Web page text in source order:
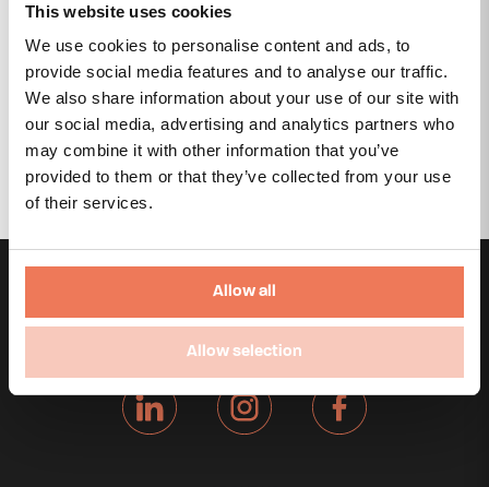
This website uses cookies
We use cookies to personalise content and ads, to
provide social media features and to analyse our traffic.
We also share information about your use of our site with
our social media, advertising and analytics partners who
may combine it with other information that you’ve
provided to them or that they’ve collected from your use
of their services.
Allow all
Allow selection
eget sem ullamcorper, rutrum sapien a,
porttitor ligula. Mauris molestie, felis vel
aliquam congue, tortor augue tincidunt velit,
vel elementum tortor felis et enim. Aenean ut
erat non nisl cursus tempus. Nam euismod
libero orci, vitae posuere ante ultricies at.
Aliquam placerat lorem nulla, id sodales
libero convallis eget.